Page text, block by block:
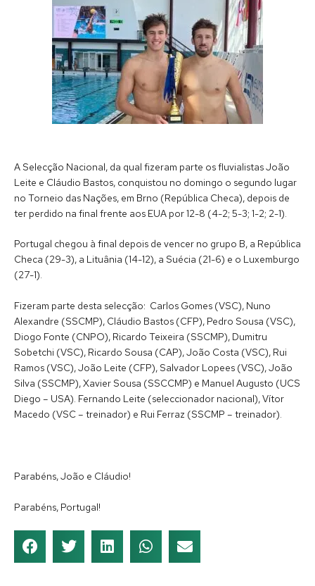
A Selecção Nacional, da qual fizeram parte os fluvialistas João
Leite e Cláudio Bastos, conquistou no domingo o segundo lugar
no Torneio das Nações, em Brno (República Checa), depois de
ter perdido na final frente aos EUA por 12-8 (4-2; 5-3; 1-2; 2-1).
Portugal chegou à final depois de vencer no grupo B, a República
Checa (29-3), a Lituânia (14-12), a Suécia (21-6) e o Luxemburgo
(27-1).
Fizeram parte desta selecção: Carlos Gomes (VSC), Nuno
Alexandre (SSCMP), Cláudio Bastos (CFP), Pedro Sousa (VSC),
Diogo Fonte (CNPO), Ricardo Teixeira (SSCMP), Dumitru
Sobetchi (VSC), Ricardo Sousa (CAP), João Costa (VSC), Rui
Ramos (VSC), João Leite (CFP), Salvador Lopees (VSC), João
Silva (SSCMP), Xavier Sousa (SSCCMP) e Manuel Augusto (UCS
Diego – USA). Fernando Leite (seleccionador nacional), Vítor
Macedo (VSC – treinador) e Rui Ferraz (SSCMP – treinador).
Parabéns, João e Cláudio!
Parabéns, Portugal!